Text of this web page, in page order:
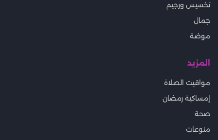
تخسيس ورجيم
جمال
موضة
المزيد
مواقيت الصلاة
إمساكية رمضان
صحة
منوعات